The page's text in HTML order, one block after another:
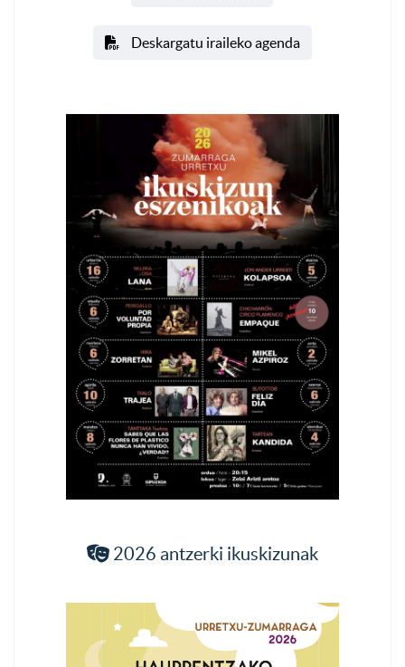
Deskargatu iraileko agenda
2026 antzerki ikuskizunak